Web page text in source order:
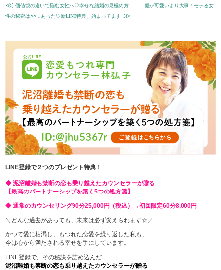
≪価値観の違いで悩む女性へ♡幸せな結婚の見極め方
顔が可愛いより大事！モテる女
性の秘密は○○にあった♡新LINE特典、始まってます ≫
LINE登録で２つのプレゼント特典！
◆ 泥沼離婚も禁断の恋も乗り越えたカウンセラーが贈る
【最高のパートナーシップを築く5つの処方箋】
◆ 通常のカウンセリング90分25,000円（税込）→初回限定60分8,000円
＼どんな過去があっても、未来は必ず変えられます☆／
かつて愛に枯渇し、もつれた恋愛を繰り返した私も、
今は心から満たされる幸せを手にしています。
LINE登録で、その秘訣を詰め込んだ
泥沼離婚も禁断の恋も乗り越えたカウンセラーが贈る